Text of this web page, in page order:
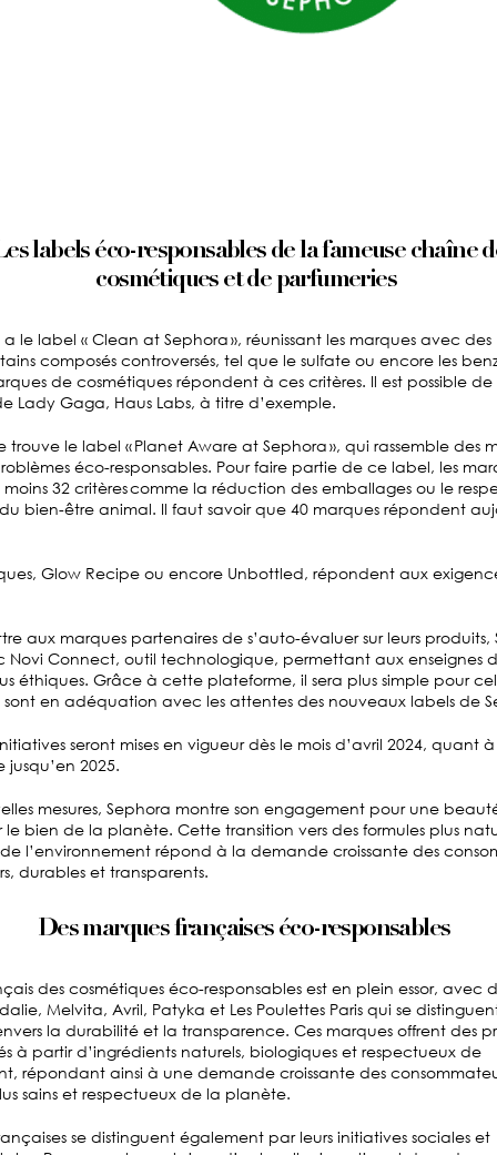
labels éco-responsables de la fameuse chaîne
cosmétiques et de parfumeries
le label « Clean at Sephora », réunissant les marques avec
composés controversés, tel que le sulfate ou encore les
de cosmétiques répondent à ces critères. Il est possible de
Lady Gaga, Haus Labs, à titre d’exemple.
trouve le label « Planet Aware at Sephora », qui rassemble des
éco-responsables. Pour faire partie de ce label, les
32 critères comme la réduction des emballages ou le
bien-être animal. Il faut savoir que 40 marques répondent
Glow Recipe ou encore Unbottled, répondent aux
aux marques partenaires de s’auto-évaluer sur leurs produits,
Novi Connect, outil technologique, permettant aux enseignes
éthiques. Grâce à cette plateforme, il sera plus simple pour
sont en adéquation avec les attentes des nouveaux labels de
seront mises en vigueur dès le mois d’avril 2024, quant
2025.
mesures, Sephora montre son engagement pour une
le bien de la planète. Cette transition vers des formules plus
l’environnement répond à la demande croissante des
durables et transparents.
Des marques françaises éco-responsables
des cosmétiques éco-responsables est en plein essor, avec
Melvita, Avril, Patyka et Les Poulettes Paris qui se
la durabilité et la transparence. Ces marques offrent des
à partir d’ingrédients naturels, biologiques et respectueux de
répondant ainsi à une demande croissante des
sains et respectueux de la planète.
se distinguent également par leurs initiatives sociales et